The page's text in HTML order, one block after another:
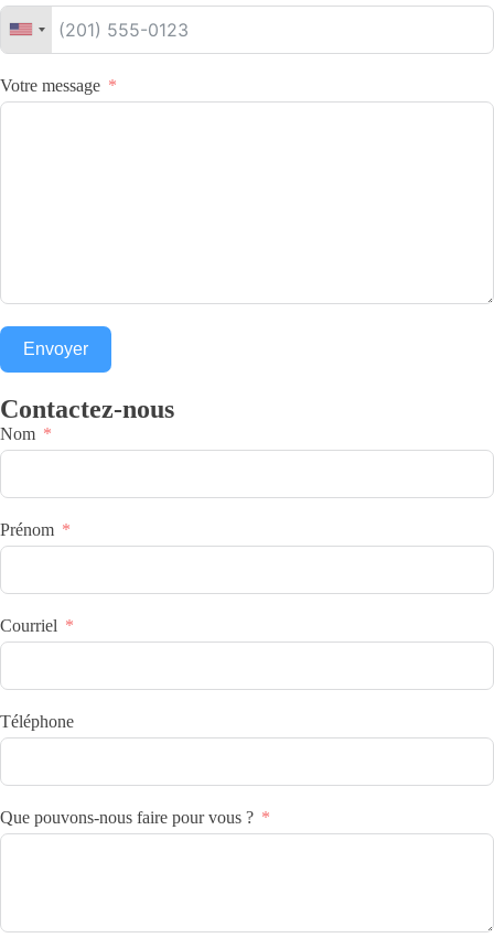
Votre message
Envoyer
Contactez-nous
Nom
Prénom
Courriel
Téléphone
Que pouvons-nous faire pour vous ?